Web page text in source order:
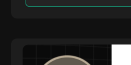
Scroll